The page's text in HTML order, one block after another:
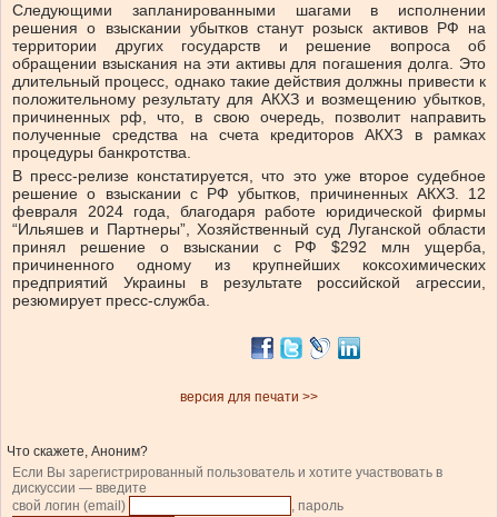
Следующими запланированными шагами в исполнении
решения о взыскании убытков станут розыск активов РФ на
территории других государств и решение вопроса об
обращении взыскания на эти активы для погашения долга. Это
длительный процесс, однако такие действия должны привести к
положительному результату для АКХЗ и возмещению убытков,
причиненных рф, что, в свою очередь, позволит направить
полученные средства на счета кредиторов АКХЗ в рамках
процедуры банкротства.
В пресс-релизе констатируется, что это уже второе судебное
решение о взыскании с РФ убытков, причиненных АКХЗ. 12
февраля 2024 года, благодаря работе юридической фирмы
“Ильяшев и Партнеры”, Хозяйственный суд Луганской области
принял решение о взыскании с РФ $292 млн ущерба,
причиненного одному из крупнейших коксохимических
предприятий Украины в результате российской агрессии,
резюмирует пресс-служба.
версия для печати >>
Что скажете, Аноним?
Если Вы зарегистрированный пользователь и хотите участвовать в
дискуссии — введите
свой логин (email)
, пароль